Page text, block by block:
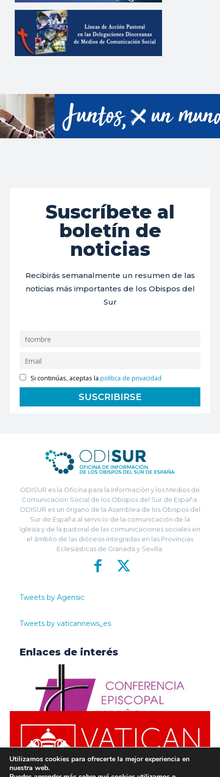
Suscríbete al
boletín de
noticias
Recibirás semanalmente un resumen de las
noticias más importantes de los Obispos del
Sur
Si continúas, aceptas lapolítica de privacidad
ODISUR es la Oficina para la Información y los Medios de
Comunicación Social de los Obispos del Sur de España.
ODISUR es un órgano de la Asamblea de los Obispos del
Sur de España al servicio de la comunicación de la
Iglesia y de la pastoral de las comunicaciones sociales en
el ámbito de las diócesis integradas en las Provincias
Eclesiásticas de Granada y Sevilla.
Tweets by Agensic
Tweets by vaticannews_es
Enlaces de interés
Utilizamos cookies para ofrecerte la mejor experiencia en
nuestra web.